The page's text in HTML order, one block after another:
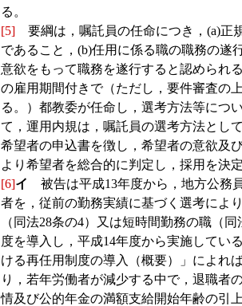
る。
[5] 要綱は，嘱託員の任命につき，(a)正
であること，(b)任用に係る職の職務の遂
意欲をもって職務を遂行すると認められ
の雇用期間付きで（ただし，要件審査の
る。）都教委が任命し，選考方法等につ
て，運用内規は，嘱託員の選考方法とし
希望者の申込書を徴し，希望者の意欲及
より希望者を総合的に判定し，採用を決
[6]イ
被告は平成13年度から，地方公務
者を，従前の勤務実績に基づく選考によ
（同法28条の4）又は短時間勤務の職（
度を導入し，平成14年度から実施してい
ける再任用制度の導入（概要）」によれ
り，若年労働者が減少する中で，退職者
情及び公的年金の満額支給開始年齢の引